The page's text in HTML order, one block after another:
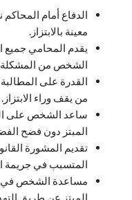
الدفاع أمام المحاكم
معينة بالابتزاز.
يقدم المحامي جميع
الشخص من المشكلة
القدرة على
من يقف وراء الابتزاز.
ساعد الشخص على
المبتز دون فضح
تقديم المشورة
المتسبب في جريمة
مساعدة الشخص في
المبتز عن طريق